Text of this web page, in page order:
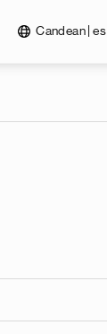
Candean | es